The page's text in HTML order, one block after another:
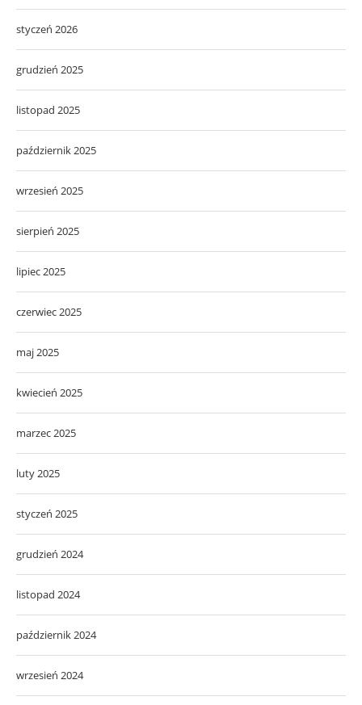
styczeń 2026
grudzień 2025
listopad 2025
październik 2025
wrzesień 2025
sierpień 2025
lipiec 2025
czerwiec 2025
maj 2025
kwiecień 2025
marzec 2025
luty 2025
styczeń 2025
grudzień 2024
listopad 2024
październik 2024
wrzesień 2024